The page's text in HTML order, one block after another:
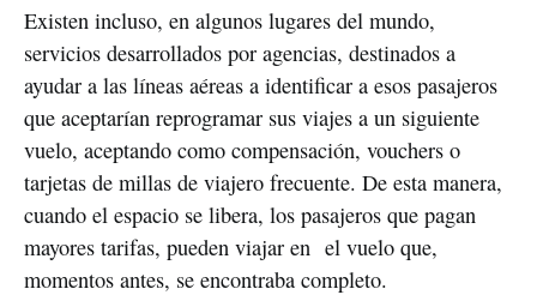
Existen incluso, en algunos lugares del mundo,
servicios desarrollados por agencias, destinados a
ayudar a las líneas aéreas a identificar a esos pasajeros
que aceptarían reprogramar sus viajes a un siguiente
vuelo, aceptando como compensación, vouchers o
tarjetas de millas de viajero frecuente. De esta manera,
cuando el espacio se libera, los pasajeros que pagan
mayores tarifas, pueden viajar en el vuelo que,
momentos antes, se encontraba completo.